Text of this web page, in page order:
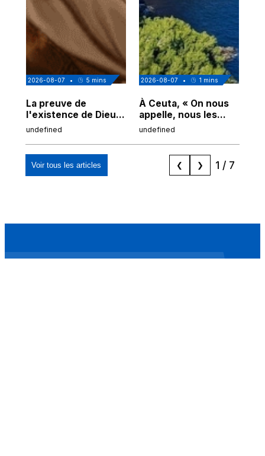
2026-08-07 • 5 mins
La preuve de
l'existence de Dieu
chez Ibn Sina
undefined
2026-08-07 • 1 mins
À Ceuta, « On nous
appelle, nous les
Espagnols d'origine
"musulmans"»
undefined
Voir tous les articles ❮ ❯ 1 / 7